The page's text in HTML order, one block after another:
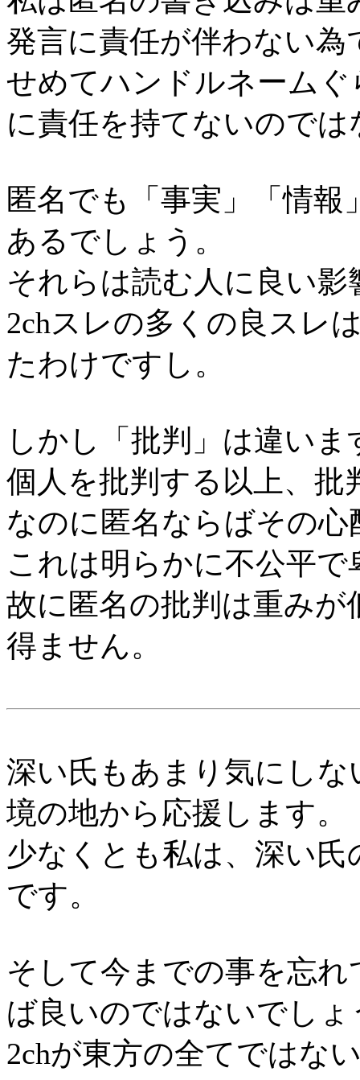
発言に責任が伴わない為
せめてハンドルネーム
に責任を持てないので
匿名でも「事実」「情
あるでしょう。
それらは読む人に良い
2chスレの多くの良スレ
たわけですし。
しかし「批判」は違いま
個人を批判する以上、
なのに匿名ならばその心
これは明らかに不公平で
故に匿名の批判は重み
得ません。
深い氏もあまり気にし
境の地から応援します。
少なくとも私は、深い
です。
そして今までの事を忘
ば良いのではないでしょ
2chが東方の全てではな